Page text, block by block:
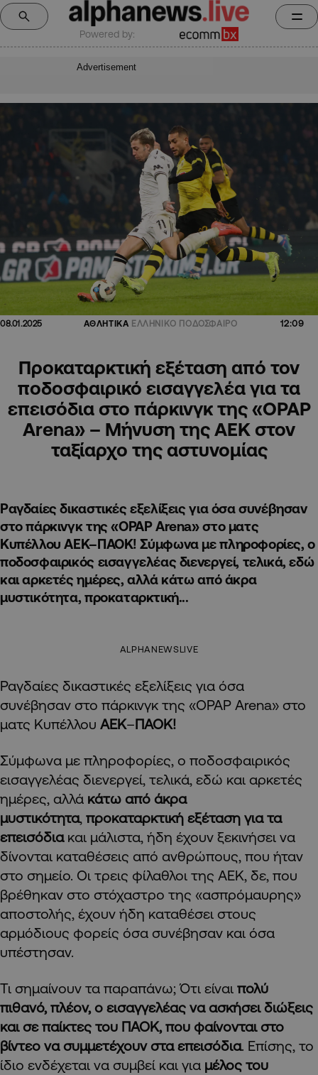
Powered by:
Advertisement
08.01.2025 ΑΘΛΗΤΙΚΑ ΕΛΛΗΝΙΚΟ ΠΟΔΟΣΦΑΙΡΟ 12:09
Προκαταρκτική εξέταση από τον
ποδοσφαιρικό εισαγγελέα για τα
επεισόδια στο πάρκινγκ της «OPAP
Arena» – Μήνυση της ΑΕΚ στον
ταξίαρχο της αστυνομίας
Ραγδαίες δικαστικές εξελίξεις για όσα συνέβησαν
στο πάρκινγκ της «OPAP Arena» στο ματς
Κυπέλλου ΑΕΚ–ΠΑΟΚ! Σύμφωνα με πληροφορίες, ο
ποδοσφαιρικός εισαγγελέας διενεργεί, τελικά, εδώ
και αρκετές ημέρες, αλλά κάτω από άκρα
μυστικότητα, προκαταρκτική...
ALPHANEWSLIVE
Ραγδαίες δικαστικές εξελίξεις για όσα
συνέβησαν στο πάρκινγκ της «OPAP Arena» στο
ματς Κυπέλλου ΑΕΚ–ΠΑΟΚ!
Σύμφωνα με πληροφορίες, ο ποδοσφαιρικός
εισαγγελέας διενεργεί, τελικά, εδώ και αρκετές
ημέρες, αλλά κάτω από άκρα
μυστικότητα, προκαταρκτική εξέταση για τα
επεισόδιακαι μάλιστα, ήδη έχουν ξεκινήσει να
δίνονται καταθέσεις από ανθρώπους, που ήταν
στο σημείο. Οι τρεις φίλαθλοι της ΑΕΚ, δε, που
βρέθηκαν στο στόχαστρο της «ασπρόμαυρης»
αποστολής, έχουν ήδη καταθέσει στους
αρμόδιους φορείς όσα συνέβησαν και όσα
υπέστησαν.
Τι σημαίνουν τα παραπάνω; Ότι είναι πολύ
πιθανό, πλέον, ο εισαγγελέας να ασκήσει διώξεις
και σε παίκτες του ΠΑΟΚ, που φαίνονται στο
βίντεο να συμμετέχουν στα επεισόδια. Επίσης, το
ίδιο ενδέχεται να συμβεί και για μέλος του